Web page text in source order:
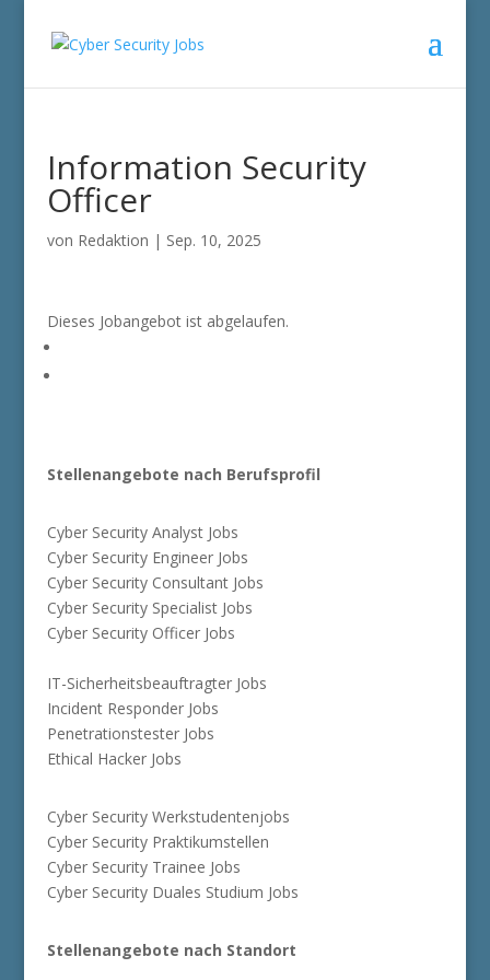
Information Security
Officer
von Redaktion | Sep. 10, 2025
Dieses Jobangebot ist abgelaufen.
Stellenangebote nach Berufsprofil
Cyber Security Analyst Jobs
Cyber Security Engineer Jobs
Cyber Security Consultant Jobs
Cyber Security Specialist Jobs
Cyber Security Officer Jobs
IT-Sicherheitsbeauftragter Jobs
Incident Responder Jobs
Penetrationstester Jobs
Ethical Hacker Jobs
Cyber Security Werkstudentenjobs
Cyber Security Praktikumstellen
Cyber Security Trainee Jobs
Cyber Security Duales Studium Jobs
Stellenangebote nach Standort